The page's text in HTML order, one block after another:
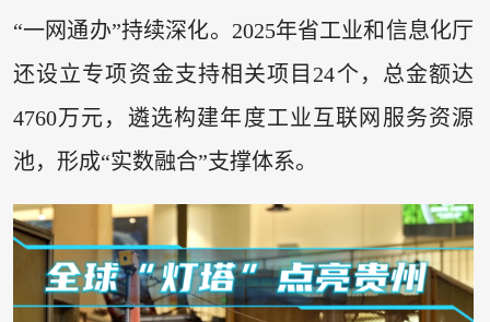
“一网通办”持续深化。2025年省工业和信息化厅
还设立专项资金支持相关项目24个，总金额达
4760万元，遴选构建年度工业互联网服务资源
池，形成“实数融合”支撑体系。